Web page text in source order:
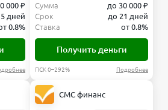
000 ₽
дней
0.8%
Сумма
до 30 000 ₽
Срок
до 21 дней
Ставка
от 0.8%
Получить деньги
ПСК 0–292% Подробнее
СМС финанс